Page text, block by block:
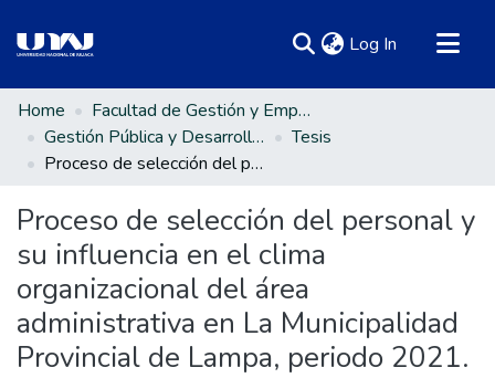
Log In (current)
Communities & Collections
All of DSpace
Statistics
Home
Facultad de Gestión y Emprendimiento Empresarial
Gestión Pública y Desarrollo Social
Tesis
Proceso de selección del personal y su influencia en el clima organizacional del área administrativa en La Municipalidad Provincial de Lampa, periodo 2021.
Proceso de selección del personal y
su influencia en el clima
organizacional del área
administrativa en La Municipalidad
Provincial de Lampa, periodo 2021.